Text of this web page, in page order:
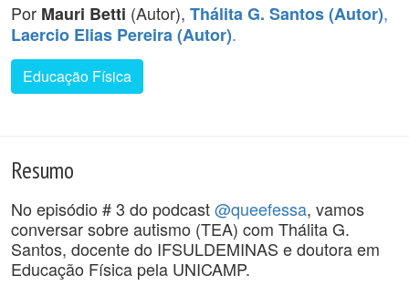
Por Mauri Betti (Autor), Thálita G. Santos (Autor),
Laercio Elias Pereira (Autor).
Educação Física
Resumo
No episódio # 3 do podcast@queefessa, vamos
conversar sobre autismo (TEA) com Thálita G.
Santos, docente do IFSULDEMINAS e doutora em
Educação Física pela UNICAMP.